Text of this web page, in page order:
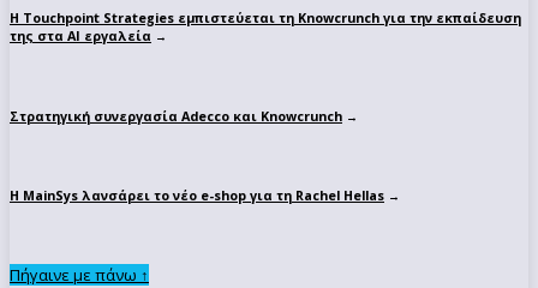
Η Touchpoint Strategies εμπιστεύεται τη Knowcrunch για την εκπαίδευση
της στα ΑΙ εργαλεία →
Στρατηγική συνεργασία Adecco και Knowcrunch →
Η MainSys λανσάρει το νέο e-shop για τη Rachel Hellas →
Πήγαινε με πάνω ↑